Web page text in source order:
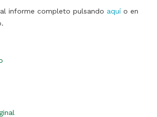
informe completo pulsando aquío en